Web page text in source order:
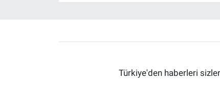
Türkiye'den haberleri